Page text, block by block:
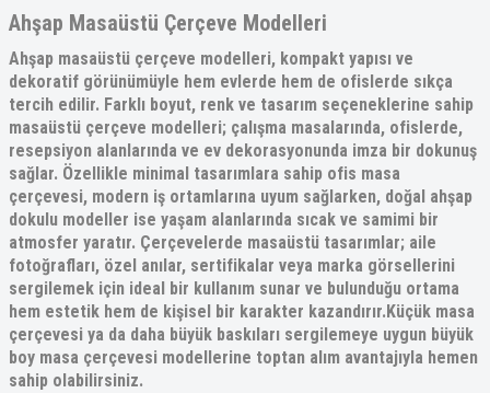
Ahşap Masaüstü Çerçeve Modelleri
Ahşap masaüstü çerçeve modelleri, kompakt yapısı ve
dekoratif görünümüyle hem evlerde hem de ofislerde sıkça
tercih edilir. Farklı boyut, renk ve tasarım seçeneklerine sahip
masaüstü çerçeve modelleri; çalışma masalarında, ofislerde,
resepsiyon alanlarında ve ev dekorasyonunda imza bir dokunuş
sağlar. Özellikle minimal tasarımlara sahip ofis masa
çerçevesi, modern iş ortamlarına uyum sağlarken, doğal ahşap
dokulu modeller ise yaşam alanlarında sıcak ve samimi bir
atmosfer yaratır. Çerçevelerde masaüstü tasarımlar; aile
fotoğrafları, özel anılar, sertifikalar veya marka görsellerini
sergilemek için ideal bir kullanım sunar ve bulunduğu ortama
hem estetik hem de kişisel bir karakter kazandırır. Küçük masa
çerçevesi ya da daha büyük baskıları sergilemeye uygun büyük
boy masa çerçevesi modellerine toptan alım avantajıyla hemen
sahip olabilirsiniz.